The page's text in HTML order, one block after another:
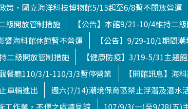
策，國立海洋科技博物館5/15起至6/8暫不開放營運
級開放管制措施
【公告】本館9/21-10/4維持二
響海科館休館暫不營運
【公告】9/29-10/1期間
二級開放管制措施
【健康防疫】3/19-5/31主題
餐廳110/3/1-110/3/3暫停營業
【開館訊息】海
車輛進出
週六(7/14)潮境保育區禁止浮潛及潛水
工作業，不便之處請見諒
107/9/3(一)至9/28(五)